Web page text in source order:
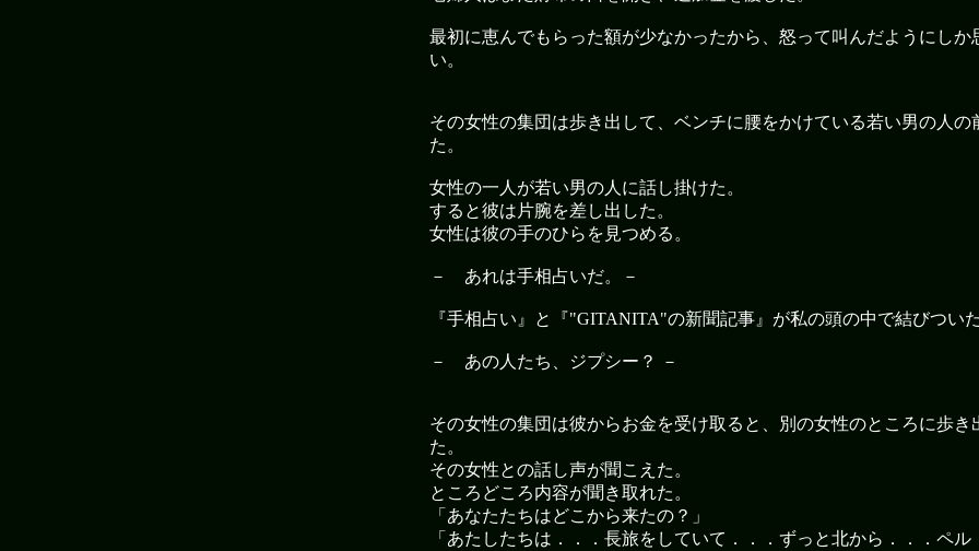
最初に恵んでもらった額が少なかったから、怒って叫んだようにしか
い。
その女性の集団は歩き出して、ベンチに腰をかけている若い男の人の
た。
女性の一人が若い男の人に話し掛けた。
すると彼は片腕を差し出した。
女性は彼の手のひらを見つめる。
－ あれは手相占いだ。－
『手相占い』と『"GITANITA"の新聞記事』が私の頭の中で結びつい
－ あの人たち、ジプシー？ －
その女性の集団は彼からお金を受け取ると、別の女性のところに歩き
た。
その女性との話し声が聞こえた。
ところどころ内容が聞き取れた。
「あなたたちはどこから来たの？」
「あたしたちは．．．長旅をしていて．．．ずっと北から．．．ペル